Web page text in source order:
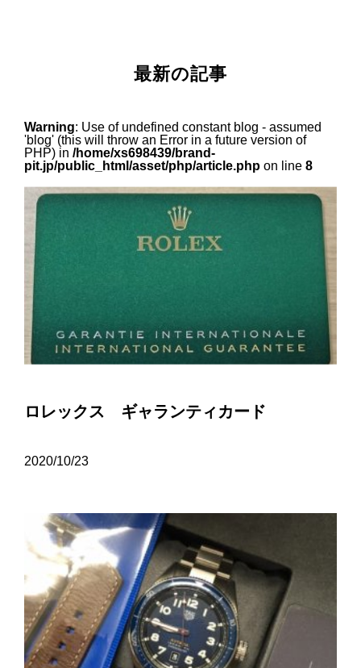
最新の記事
Warning: Use of undefined constant blog - assumed
'blog' (this will throw an Error in a future version of
PHP) in /home/xs698439/brand-
pit.jp/public_html/asset/php/article.phpon line 8
ロレックス ギャランティカード
2020/10/23